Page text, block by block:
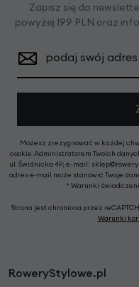
Zapisz się do
powyżej 199 PLN oraz
podaj swój
Możesz zrezygnować w każdej
cookie. Administratorem Twoich
ul. Świdnicka 49; e-mail:
adres e-mail może stanowić Twoje
* Warunki
Strona jest chroniona przez
Warunki
RoweryStylowe.pl